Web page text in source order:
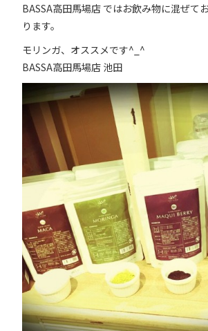
BASSA高田馬場店 ではお飲み物に混ぜて
ります。
モリンガ、オススメです^_^
BASSA高田馬場店 池田